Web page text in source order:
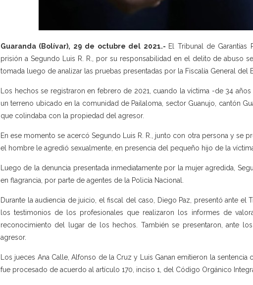
Guaranda (Bolívar), 29 de octubre del 2021.- El Tribunal de
prisión a Segundo Luis R. R., por su responsabilidad en el delito de abuso
tomada luego de analizar las pruebas presentadas por la Fiscalía General del
Los hechos se registraron en febrero de 2021, cuando la víctima -de 34
un terreno ubicado en la comunidad de Pailaloma, sector Guanujo, cantón
que colindaba con la propiedad del agresor.
En ese momento se acercó Segundo Luis R. R., junto con otra persona y se
el hombre le agredió sexualmente, en presencia del pequeño hijo de la
Luego de la denuncia presentada inmediatamente por la mujer agredida,
en flagrancia, por parte de agentes de la Policía Nacional.
Durante la audiencia de juicio, el fiscal del caso, Diego Paz, presentó ante el
los testimonios de los profesionales que realizaron los informes de
reconocimiento del lugar de los hechos. También se presentaron, ante
agresor.
Los jueces Ana Calle, Alfonso de la Cruz y Luis Ganan emitieron la sentencia
fue procesado de acuerdo al artículo 170, inciso 1, del Código Orgánico